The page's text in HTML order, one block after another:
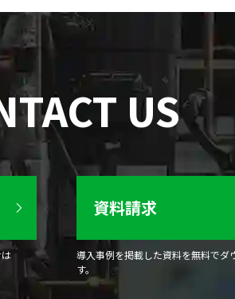
US
資料請求
導入事例を掲載した資料を無料でダ
す。